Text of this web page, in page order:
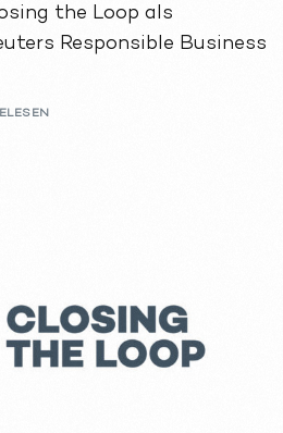
the Loop als
Responsible Business